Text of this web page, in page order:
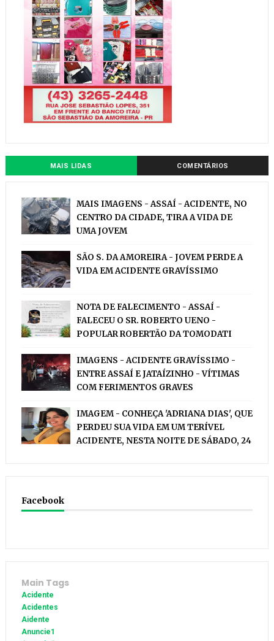
MAIS LIDAS COMENTÁRIOS
MAIS IMAGENS - ASSAÍ - ACIDENTE, NO
CENTRO DA CIDADE, TIRA A VIDA DE
UMA JOVEM
SÃO S. DA AMOREIRA - JOVEM PERDE A
VIDA EM ACIDENTE GRAVÍSSIMO
NOTA DE FALECIMENTO - ASSAÍ -
FALECEU O SR. ROBERTO UENO -
POPULAR ROBERTÃO DA TOMODATI
IMAGENS - ACIDENTE GRAVÍSSIMO -
ENTRE ASSAÍ E JATAÍZINHO - VÍTIMAS
COM FERIMENTOS GRAVES
IMAGEM - CONHEÇA 'ADRIANA DIAS', QUE
PERDEU SUA VIDA EM UM TERÍVEL
ACIDENTE, NESTA NOITE DE SÁBADO, 24
Facebook
Main Tags
Acidente
Acidentes
Aidente
Anuncie1